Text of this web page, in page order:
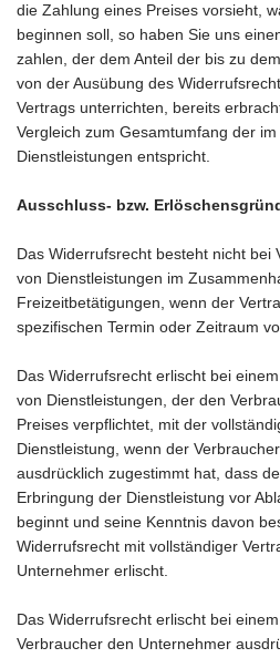
die Zahlung eines Preises vorsieht,
beginnen soll, so haben Sie uns
zahlen, der dem Anteil der bis zu
von der Ausübung des
Vertrags unterrichten, bereits
Vergleich zum Gesamtumfang der
Dienstleistungen entspricht.
Ausschluss- bzw.
Das Widerrufsrecht besteht nicht bei
von Dienstleistungen im
Freizeitbetätigungen, wenn der
spezifischen Termin oder Zeitraum
Das Widerrufsrecht erlischt bei
von Dienstleistungen, der den
Preises verpflichtet, mit der
Dienstleistung, wenn der
ausdrücklich zugestimmt hat, dass
Erbringung der Dienstleistung vor
beginnt und seine Kenntnis davon
Widerrufsrecht mit vollständiger
Unternehmer erlischt.
Das Widerrufsrecht erlischt bei
Verbraucher den Unternehmer